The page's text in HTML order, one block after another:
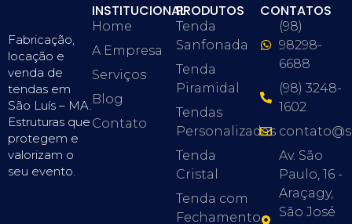
Fabricação,
locação e
venda de
tendas em
São Luís – MA.
Estruturas que
protegem e
valorizam o
seu evento.
INSTITUCIONAL
Home
A Empresa
Serviços
Blog
Contato
PRODUTOS
Tenda
Sanfonada
Tenda
Piramidal
Tendas
Personalizadas
Tenda
Cristal
Tenda com
Fechamento
CONTATOS
(98)
98298-
6688
(98) 3248-
1602
Av. São
Paulo, 16 -
Araçagy,
São José